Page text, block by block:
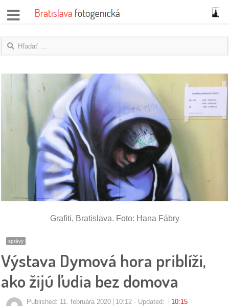
správy
názory
rozhovory
Historický
kalendár
zákony
Grafiti, Bratislava. Foto: Hana Fábry
správy
Výstava Dymová hora priblíži,
ako žijú ľudia bez domova
Published: 11. februára 2020 10:12 Updated:
10:15